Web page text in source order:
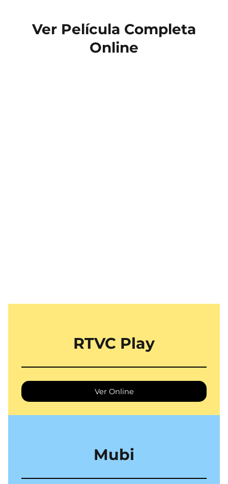
Ver Película Completa
Online
RTVC Play
Ver Online
Mubi